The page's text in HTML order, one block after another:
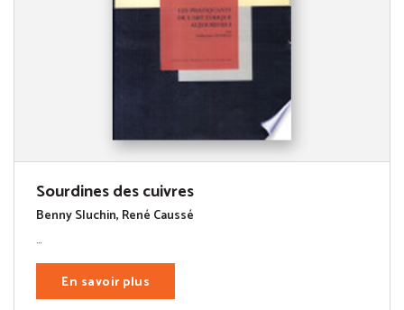
Sourdines des cuivres
Benny Sluchin, René Caussé
...
En savoir plus